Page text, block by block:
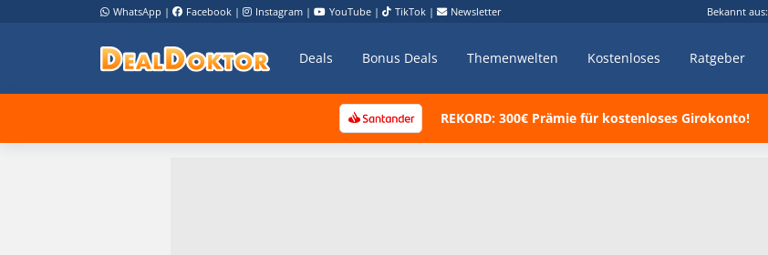
WhatsApp | Facebook | Instagram | YouTube | TikTok | Newsletter Bekannt aus:
Deals Bonus Deals Themenwelten Kostenloses Ratgeber
REKORD: 300€ Prämie für kostenloses Girokonto!